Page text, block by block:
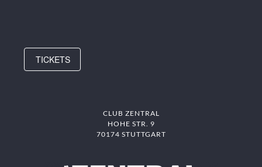
TICKETS
CLUB ZENTRAL
HOHE STR. 9
70174 STUTTGART